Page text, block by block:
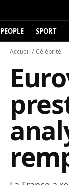
PEOPLE SPORT
Accueil / Célébrité